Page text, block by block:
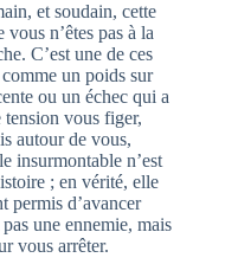
et soudain, cette
n’êtes pas à la
C’est une de ces
un poids sur
ou un échec qui a
tension vous figer,
autour de vous,
insurmontable n’est
; en vérité, elle
permis d’avancer
une ennemie, mais
vous arrêter.